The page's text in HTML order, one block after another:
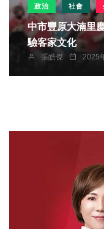
政治 社會
中市豐原大湳里
驗客家文化
張皓傑 2025